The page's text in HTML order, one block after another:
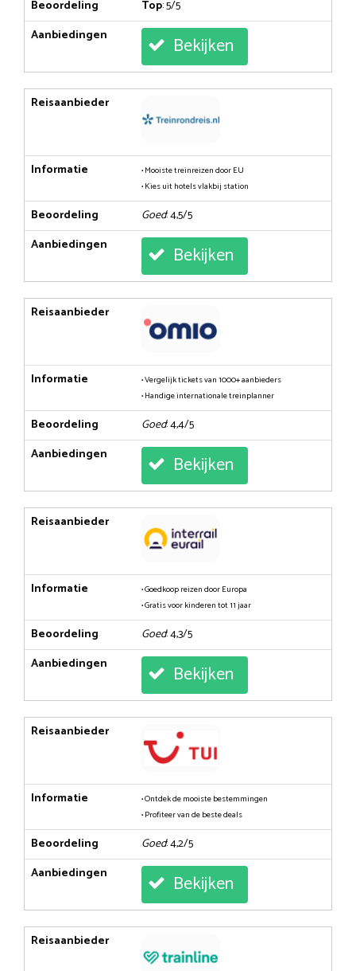
Beoordeling Top: 5/5
Aanbiedingen
Bekijken
Reisaanbieder
Informatie
• Mooiste treinreizen door EU
• Kies uit hotels vlakbij station
Beoordeling Goed: 4,5/5
Aanbiedingen
Bekijken
Reisaanbieder
Informatie
• Vergelijk tickets van 1000+ aanbieders
• Handige internationale treinplanner
Beoordeling Goed: 4,4/5
Aanbiedingen
Bekijken
Reisaanbieder
Informatie
• Goedkoop reizen door Europa
• Gratis voor kinderen tot 11 jaar
Beoordeling Goed: 4,3/5
Aanbiedingen
Bekijken
Reisaanbieder
Informatie
• Ontdek de mooiste bestemmingen
• Profiteer van de beste deals
Beoordeling Goed: 4,2/5
Aanbiedingen
Bekijken
Reisaanbieder